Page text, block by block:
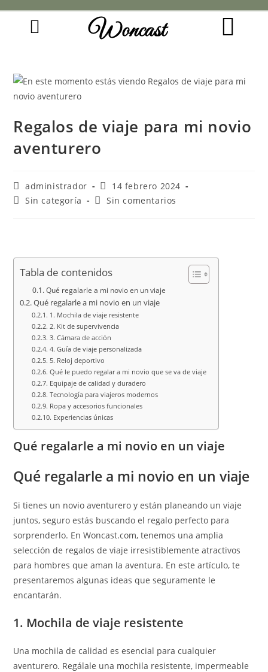
Woncast
Regalos de viaje para mi novio
aventurero
administrador
14 febrero 2024
Sin categoría
Sin comentarios
Tabla de contenidos
Qué regalarle a mi novio en un viaje
Qué regalarle a mi novio en un viaje
1. Mochila de viaje resistente
2. Kit de supervivencia
3. Cámara de acción
4. Guía de viaje personalizada
5. Reloj deportivo
Qué le puedo regalar a mi novio que se va de viaje
Equipaje de calidad y duradero
Tecnología para viajeros modernos
Ropa y accesorios funcionales
Experiencias únicas
Qué regalarle a mi novio en un viaje
Qué regalarle a mi novio en un viaje
Si tienes un novio aventurero y están planeando un viaje
juntos, seguro estás buscando el regalo perfecto para
sorprenderlo. En Woncast.com, tenemos una amplia
selección de regalos de viaje irresistiblemente atractivos
para hombres que aman la aventura. En este artículo, te
presentaremos algunas ideas que seguramente le
encantarán.
1. Mochila de viaje resistente
Una mochila de calidad es esencial para cualquier
aventurero. Regálale una mochila resistente, impermeable